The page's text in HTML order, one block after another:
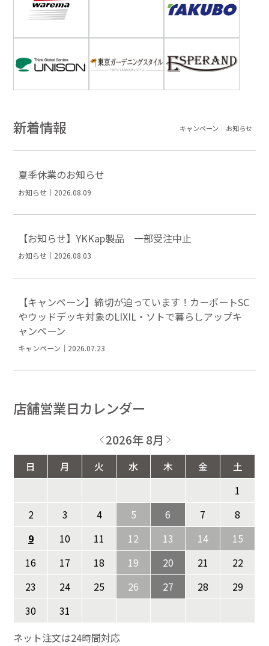
新着情報 キャンペーン お知らせ
夏季休業のお知らせ
お知らせ｜2026.08.09
【お知らせ】YKKap製品 一部受注中止
お知らせ｜2026.08.03
【キャンペーン】締切が迫っています！カーポートSC
やウッドデッキ対象のLIXIL・ソトで暮らしアップキ
ャンペーン
キャンペーン｜2026.07.23
店舗営業日カレンダー
2026年 8月
日 月 火 水 木 金
土
1
2
3 4 5 6 7
8
9
10 11 12 13 14
15
16
17 18 19 20 21
22
23
24 25 26 27 28
29
30
31
ネット注文は24時間対応